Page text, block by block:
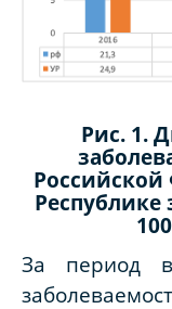
Рис. 1.
Республике
За период